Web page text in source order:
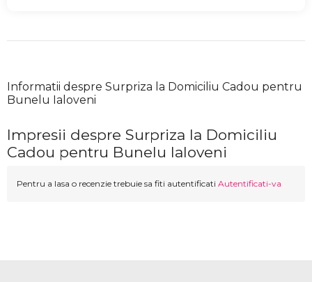
Informatii despre Surpriza la Domiciliu Cadou pentru
Bunelu Ialoveni
Impresii despre Surpriza la Domiciliu
Cadou pentru Bunelu Ialoveni
Pentru a lasa o recenzie trebuie sa fiti autentificati Autentificati-va